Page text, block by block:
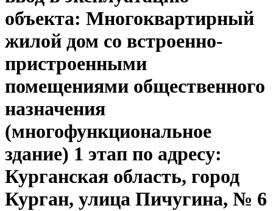
объекта: Многоквартирный
жилой дом со встроенно-
пристроенными
помещениями общественного
назначения
(многофункциональное
здание) 1 этап по адресу:
Курганская область, город
Курган, улица Пичугина, № 6